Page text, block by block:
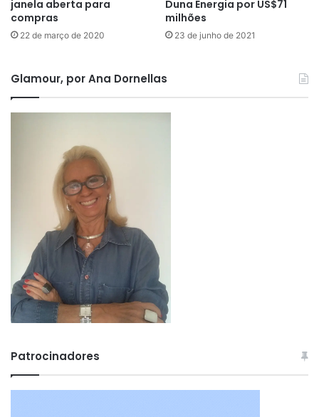
janela aberta para
compras
22 de março de 2020
Duna Energia por US$71
milhões
23 de junho de 2021
Glamour, por Ana Dornellas
Patrocinadores